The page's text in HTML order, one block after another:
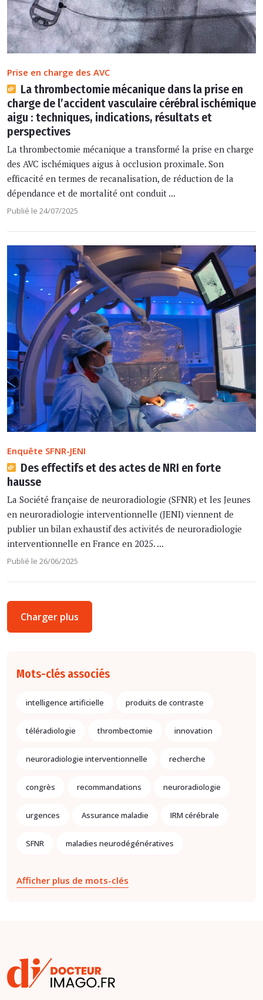
Prise en charge des AVC
La thrombectomie mécanique dans la prise en
charge de l’accident vasculaire cérébral ischémique
aigu : techniques, indications, résultats et
perspectives
La thrombectomie mécanique a transformé la prise en charge
des AVC ischémiques aigus à occlusion proximale. Son
efficacité en termes de recanalisation, de réduction de la
dépendance et de mortalité ont conduit ...
Publié le 24/07/2025
Enquête SFNR-JENI
Des effectifs et des actes de NRI en forte
hausse
La Société française de neuroradiologie (SFNR) et les Jeunes
en neuroradiologie interventionnelle (JENI) viennent de
publier un bilan exhaustif des activités de neuroradiologie
interventionnelle en France en 2025. ...
Publié le 26/06/2025
Charger plus
Mots-clés associés
intelligence artificielle produits de contraste
téléradiologie thrombectomie innovation
neuroradiologie interventionnelle recherche
congrès recommandations neuroradiologie
urgences Assurance maladie IRM cérébrale
SFNR maladies neurodégénératives
Afficher plus de mots-clés